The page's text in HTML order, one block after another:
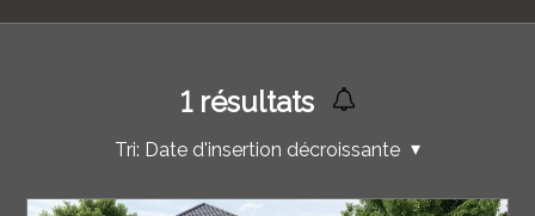
1résultats
Tri: Date d'insertion décroissante